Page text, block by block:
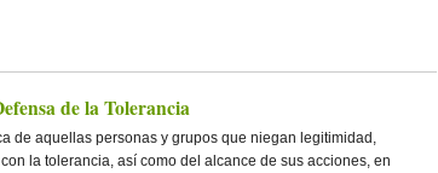
de la Tolerancia
de aquellas personas y grupos que niegan legitimidad,
la tolerancia, así como del alcance de sus acciones, en